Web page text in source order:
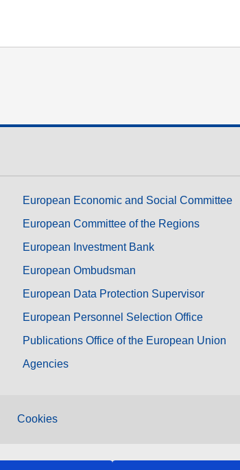
European Economic and Social Committee
European Committee of the Regions
European Investment Bank
European Ombudsman
European Data Protection Supervisor
European Personnel Selection Office
Publications Office of the European Union
Agencies
Cookies